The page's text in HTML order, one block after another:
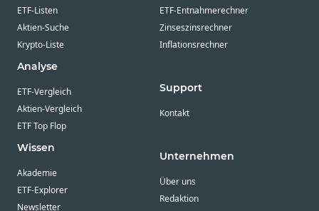
ETF-Listen
Aktien-Suche
Krypto-Liste
Analyse
ETF-Vergleich
Aktien-Vergleich
ETF Top Flop
Wissen
Akademie
ETF-Explorer
Newsletter
ETF-Entnahmerechner
Zinseszinsrechner
Inflationsrechner
Support
Kontakt
Unternehmen
Über uns
Redaktion